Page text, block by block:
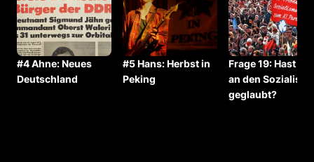
#4 Ahne: Neues
Deutschland
#5 Hans: Herbst in
Peking
Frage 19: ⁠⁠Hast Du
an den
geglaubt?